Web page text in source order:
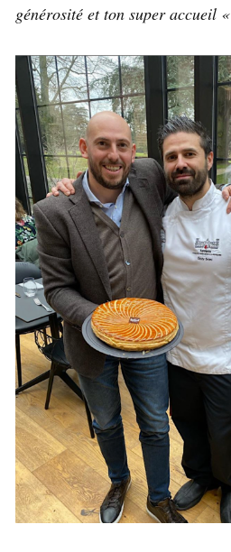
générosité et ton super accueil «